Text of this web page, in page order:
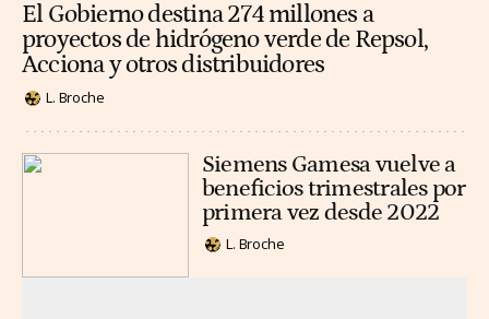
El Gobierno destina 274 millones a
proyectos de hidrógeno verde de Repsol,
Acciona y otros distribuidores
L. Broche
Siemens Gamesa vuelve a
beneficios trimestrales por
primera vez desde 2022
L. Broche